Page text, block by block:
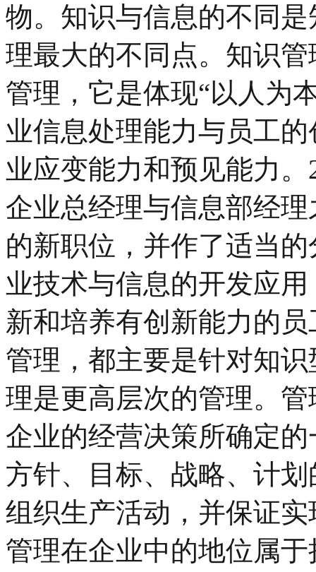
物。知识与信息的不同
理最大的不同点。知识
管理，它是体现“以人为
业信息处理能力与员工
业应变能力和预见能力
企业总经理与信息部经
的新职位，并作了适当
业技术与信息的开发应
新和培养有创新能力的
管理，都主要是针对知
理是更高层次的管理。
企业的经营决策所确定
方针、目标、战略、计
组织生产活动，并保证
管理在企业中的地位属